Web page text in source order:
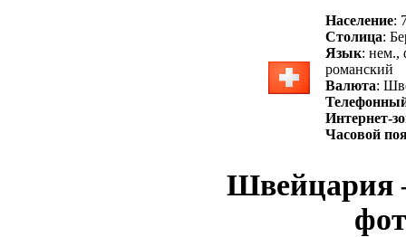
Население:
Столица:
Язык: нем.,
романский
Валюта:
Интернет-
Часовой
Швейцария